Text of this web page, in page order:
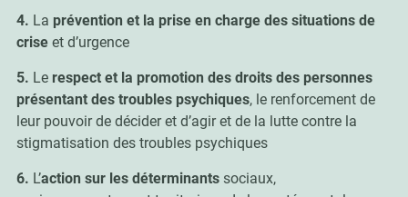
4. La prévention et la prise en charge des situations de
criseet d’urgence
5. Le respect et la promotion des droits des personnes
présentant des troubles psychiques, le renforcement de
leur pouvoir de décider et d’agir et de la lutte contre la
stigmatisation des troubles psychiques
6. L’action sur les déterminants sociaux,